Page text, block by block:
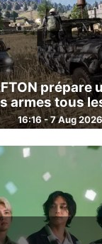
prépare
armes tous
16:16 - 7 Aug 2026